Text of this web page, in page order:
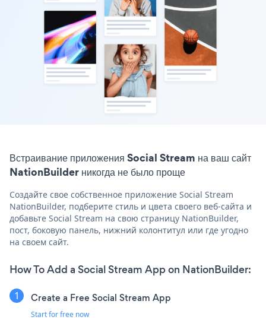
Встраивание приложения Social Stream на ваш сайт
NationBuilder никогда не было проще
Создайте свое собственное приложение Social Stream
NationBuilder, подберите стиль и цвета своего веб-сайта и
добавьте Social Stream на свою страницу NationBuilder,
пост, боковую панель, нижний колонтитул или где угодно
на своем сайт.
How To Add a Social Stream App on NationBuilder:
Create a Free Social Stream App
Start for free now